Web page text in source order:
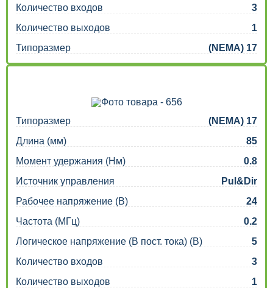
Количество входов
3
Количество выходов
1
Типоразмер
(NEMA) 17
Типоразмер
(NEMA) 17
Длина (мм)
85
Момент удержания (Нм)
0.8
Источник управления
Pul&Dir
Рабочее напряжение (В)
24
Частота (МГц)
0.2
Логическое напряжение (В пост. тока) (В)
5
Количество входов
3
Количество выходов
1